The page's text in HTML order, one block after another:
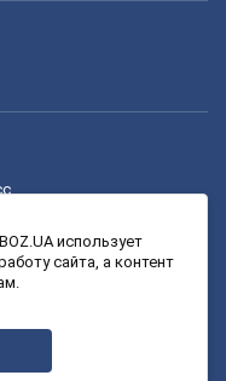
использует
сайта, а контент